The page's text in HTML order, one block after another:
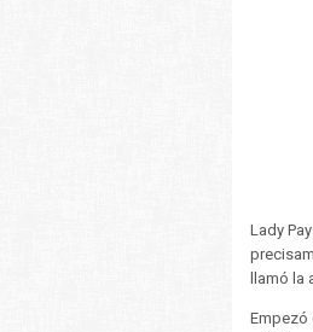
Lady
llamó
Empezó